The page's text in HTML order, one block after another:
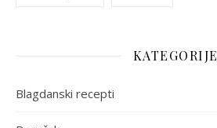
KATEGORIJE
Blagdanski recepti